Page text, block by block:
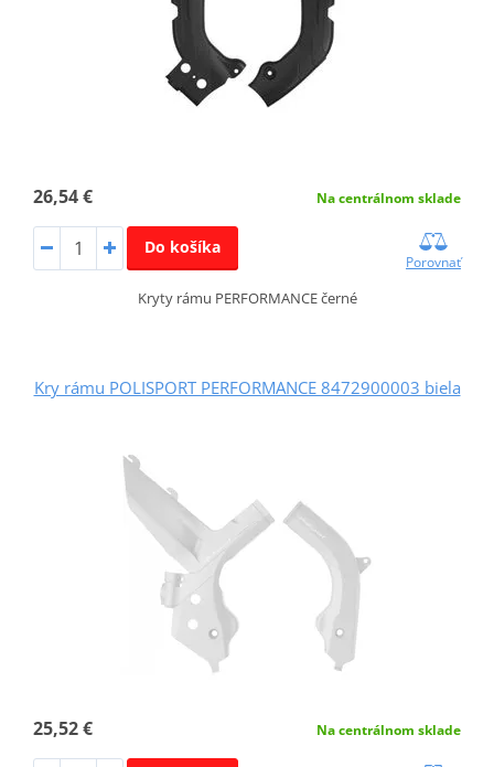
26,54 € Na centrálnom sklade
Do košíka
Porovnať
Kryty rámu PERFORMANCE černé
Kry rámu POLISPORT PERFORMANCE 8472900003 biela
25,52 € Na centrálnom sklade